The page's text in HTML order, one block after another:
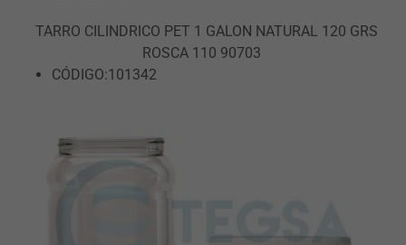
TARRO CILINDRICO PET 1 GALON NATURAL 120 GRS
ROSCA 110 90703
CÓDIGO:101342